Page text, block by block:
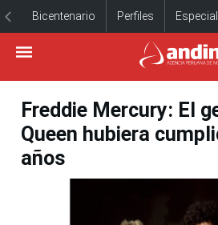
Bicentenario Perfiles
Freddie Mercury: El
Queen hubiera
años